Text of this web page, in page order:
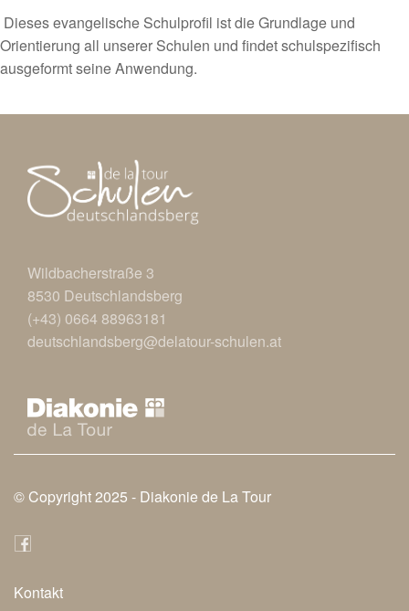
Dieses evangelische Schulprofil ist die Grundlage und
Orientierung all unserer Schulen und findet schulspezifisch
ausgeformt seine Anwendung.
Wildbacherstraße 3
8530 Deutschlandsberg
(+43) 0664 88963181
deutschlandsberg@delatour-schulen.at
© Copyright 2025 - Diakonie de La Tour
Kontakt